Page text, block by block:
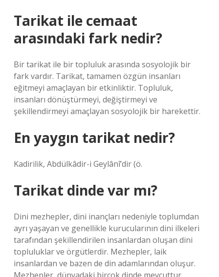
Tarikat ile cemaat
arasındaki fark nedir?
Bir tarikat ile bir topluluk arasında sosyolojik bir
fark vardır. Tarikat, tamamen özgün insanları
eğitmeyi amaçlayan bir etkinliktir. Topluluk,
insanları dönüştürmeyi, değiştirmeyi ve
şekillendirmeyi amaçlayan sosyolojik bir harekettir.
En yaygın tarikat nedir?
Kadirilik, Abdülkâdir-i Geylânî’dir (ö.
Tarikat dinde var mı?
Dini mezhepler, dini inançları nedeniyle toplumdan
ayrı yaşayan ve genellikle kurucularının dini ilkeleri
tarafından şekillendirilen insanlardan oluşan dini
topluluklar ve örgütlerdir. Mezhepler, laik
insanlardan ve bazen de din adamlarından oluşur.